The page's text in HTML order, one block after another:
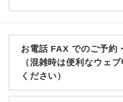
お電話 FAX でのご予約
（混雑時は便利なウェ
ください）